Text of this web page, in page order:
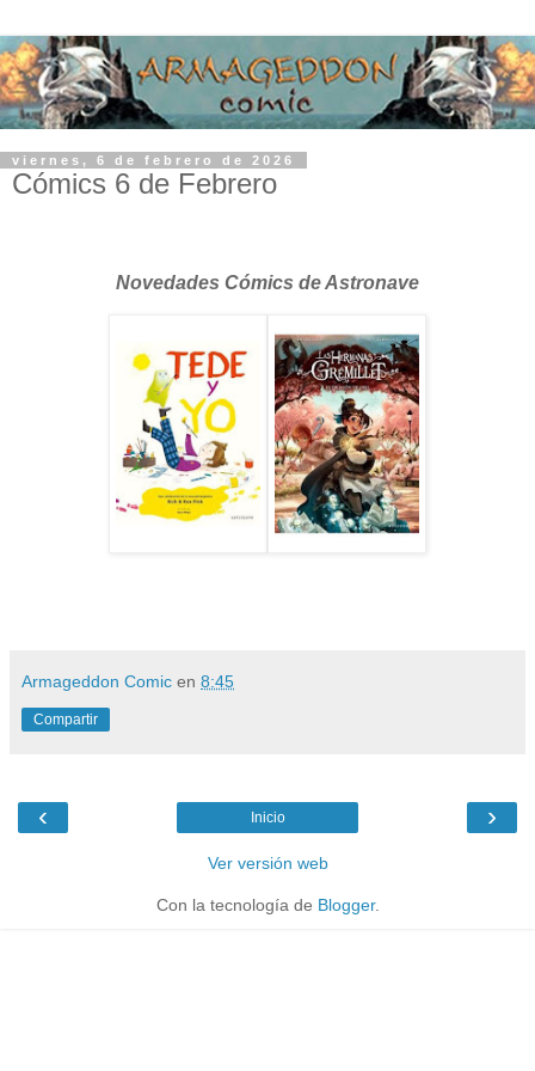
viernes, 6 de febrero de 2026
Cómics 6 de Febrero
Novedades Cómics de Astronave
Armageddon Comic en 8:45
Compartir
‹ ›
Inicio
Ver versión web
Con la tecnología de Blogger.